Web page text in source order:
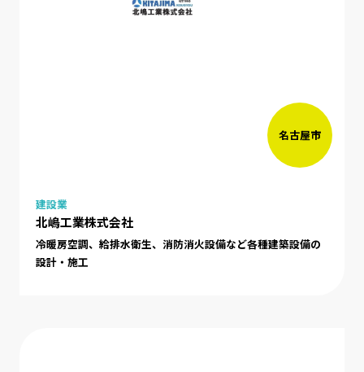
名古屋市
建設業
北嶋工業株式会社
冷暖房空調、給排水衛生、消防消火設備など各種建築設備の
設計・施工